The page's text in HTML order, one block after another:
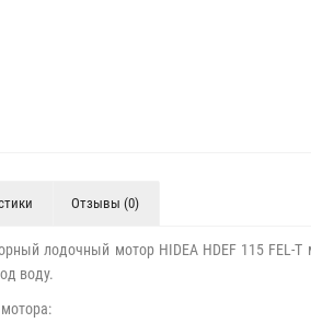
Отзывы (0)
лодочный мотор HIDEA HDEF 115
воду.